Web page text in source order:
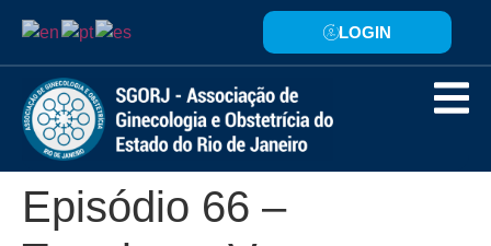
LOGIN
Episódio 66 –